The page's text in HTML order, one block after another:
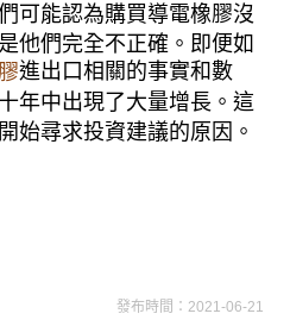
可能認為購買導電橡膠沒
他們完全不正確。即便如
進出口相關的事實和數
年中出現了大量增長。這
始尋求投資建議的原因。
發布時間：2021-06-21